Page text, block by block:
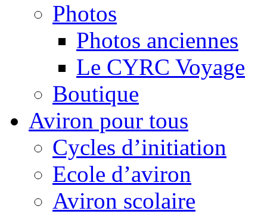
Photos
Photos anciennes
Le CYRC Voyage
Boutique
Aviron pour tous
Cycles d’initiation
Ecole d’aviron
Aviron scolaire